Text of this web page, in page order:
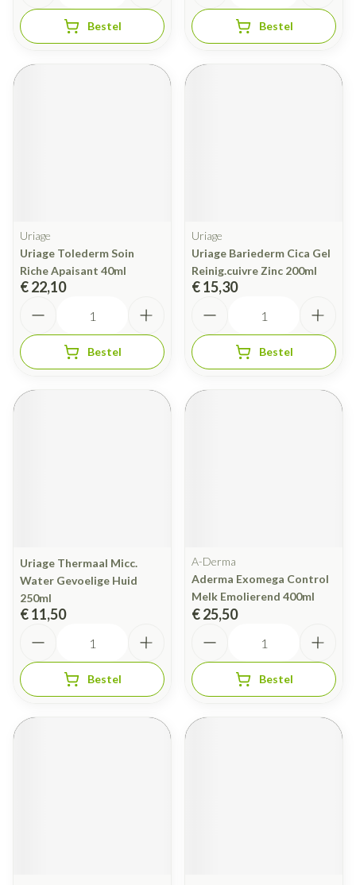
Bestel Bestel
Uriage
Uriage Tolederm Soin
Riche Apaisant 40ml
€ 22,10
Bestel
Uriage
Uriage Bariederm Cica Gel
Reinig.cuivre Zinc 200ml
€ 15,30
Bestel
Uriage Thermaal Micc.
Water Gevoelige Huid
250ml
€ 11,50
Bestel
A-Derma
Aderma Exomega Control
Melk Emolierend 400ml
€ 25,50
Bestel